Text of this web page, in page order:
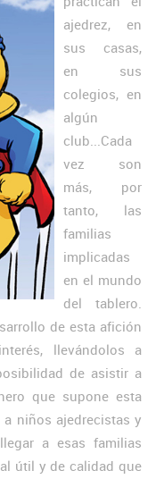
ajedrez, en
sus casas,
en sus
colegios, en
algún
club...Cada
vez son
más, por
tanto, las
familias
implicadas
en el mundo
del tablero.
de esta afición
llevándolos a
de asistir a
que supone esta
niños ajedrecistas y
a esas familias
útil y de calidad que